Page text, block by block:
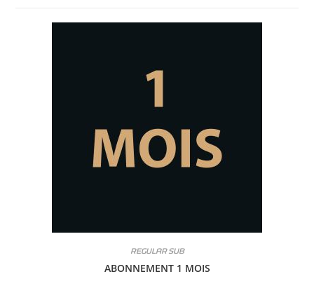
REGULAR SUB
ABONNEMENT 1 MOIS